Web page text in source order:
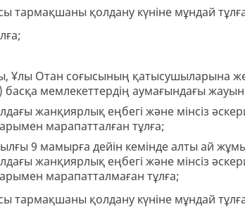
тармақшаны қолдану күніне мұндай
Ұлы Отан соғысының қатысушыларына
басқа мемлекеттердің аумағындағы
жанқиярлық еңбегі және мінсіз
марапатталған тұлға;
9 мамырға дейін кемінде алты ай
жанқиярлық еңбегі және мінсіз
марапатталмаған тұлға;
тармақшаны қолдану күніне мұндай